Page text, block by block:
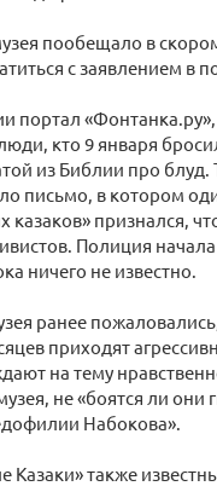
пообещало в
с заявлением в
портал
кто 9 января
из Библии про блуд.
письмо, в котором
казаков» признался,
Полиция
ничего не известно.
ранее
приходят
на тему
не «боятся ли они
Набокова».
Казаки» также